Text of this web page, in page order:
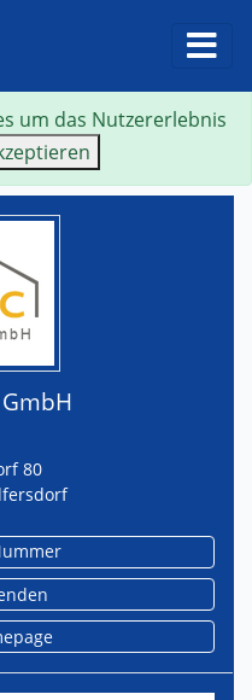
Zurück
80
um das Nutzererlebnis